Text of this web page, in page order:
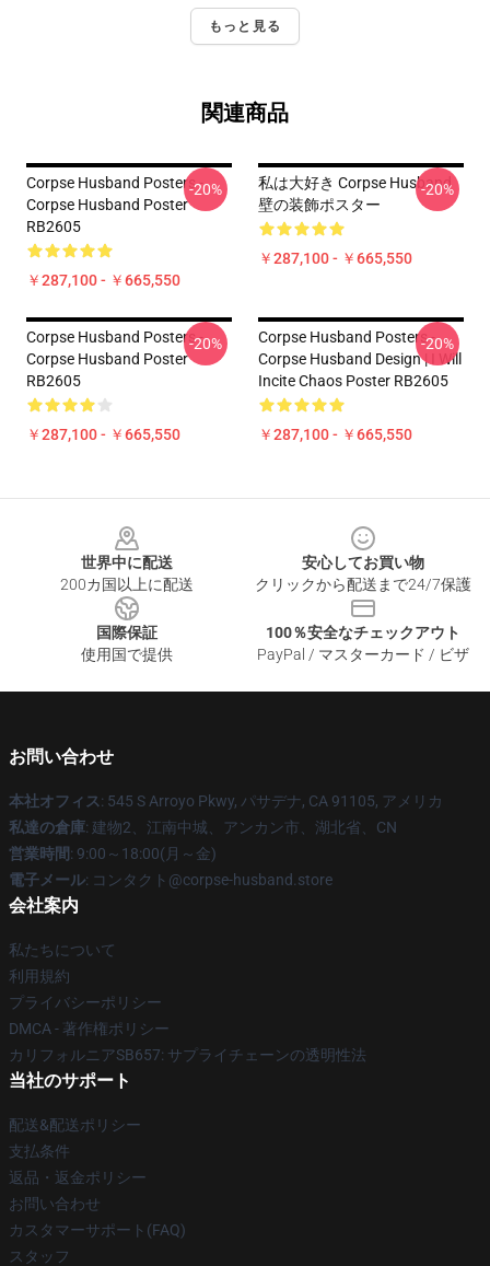
もっと見る
関連商品
Corpse Husband Posters -
Corpse Husband Poster
RB2605
￥287,100 - ￥665,550
-20%
私は大好き Corpse Husband
壁の装飾ポスター
￥287,100 - ￥665,550
-20%
Corpse Husband Posters -
Corpse Husband Poster
RB2605
￥287,100 - ￥665,550
-20%
Corpse Husband Posters -
Corpse Husband Design | I Will
Incite Chaos Poster RB2605
￥287,100 - ￥665,550
-20%
世界中に配送
200カ国以上に配送
安心してお買い物
クリックから配送まで24/7保護
国際保証
使用国で提供
100％安全なチェックアウト
PayPal / マスターカード / ビザ
お問い合わせ
本社オフィス: 545 S Arroyo Pkwy, パサデナ, CA 91105, アメリカ
私達の倉庫: 建物2、江南中城、アンカン市、湖北省、CN
営業時間: 9:00～18:00(月～金)
電子メール: コンタクト@corpse-husband.store
会社案内
私たちについて
利用規約
プライバシーポリシー
DMCA - 著作権ポリシー
カリフォルニアSB657: サプライチェーンの透明性法
当社のサポート
配送&配送ポリシー
支払条件
返品・返金ポリシー
お問い合わせ
カスタマーサポート(FAQ)
スタッフ